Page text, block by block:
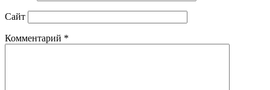
Сайт
Комментарий *